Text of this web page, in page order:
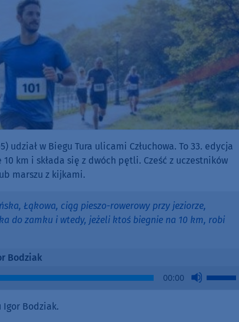
w Biegu Tura ulicami Człuchowa. To 33. edycja
km i składa się z dwóch pętli. Cześć z uczestników
marszu z kijkami.
Łąkowa, ciąg pieszo-rowerowy przy jeziorze,
do zamku i wtedy, jeżeli ktoś biegnie na 10 km, robi
Bodziak
00:00
Use
Igor Bodziak.